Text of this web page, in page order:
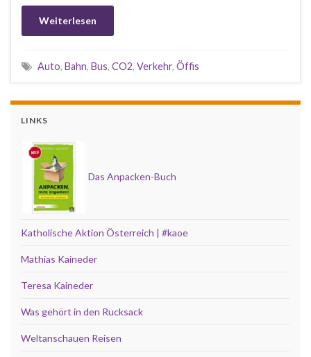
Weiterlesen
Auto, Bahn, Bus, CO2, Verkehr, Öffis
LINKS
Das Anpacken-Buch
Katholische Aktion Österreich | #kaoe
Mathias Kaineder
Teresa Kaineder
Was gehört in den Rucksack
Weltanschauen Reisen